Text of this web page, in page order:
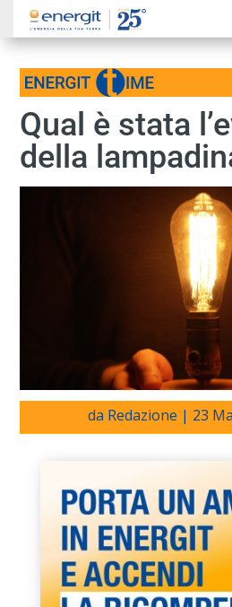
Qual è stata
della
da Redazione | 23